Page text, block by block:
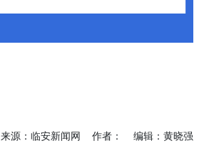
来源：临安新闻网 作者： 编辑：黄晓强